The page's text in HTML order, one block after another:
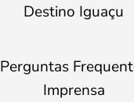
Destino Iguaçu
Perguntas
Imprensa